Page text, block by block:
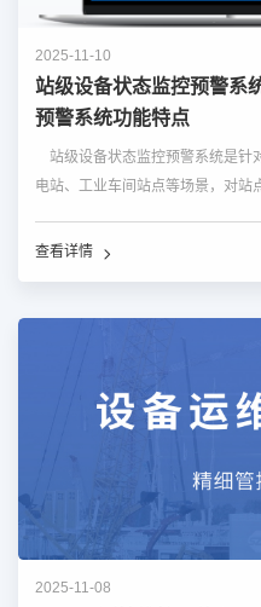
2025-11-10
站级设备状态监控预警系
预警系统功能特点
电站、工业车间站点等场景，对站
知、数据传输、边缘计算与AI分析
查看详情
2025-11-08